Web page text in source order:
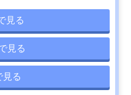
見る
見る
見る